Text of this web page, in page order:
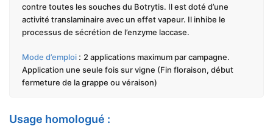
contre toutes les souches du Botrytis. Il est doté d’une
activité translaminaire avec un effet vapeur. Il inhibe le
processus de sécrétion de l’enzyme laccase.
Mode d’emploi : 2 applications maximum par campagne.
Application une seule fois sur vigne (Fin floraison, début
fermeture de la grappe ou véraison)
Usage homologué :